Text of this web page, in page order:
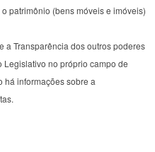
patrimônio (bens móveis e imóveis)
a Transparência dos outros poderes
no próprio campo de
há informações sobre a